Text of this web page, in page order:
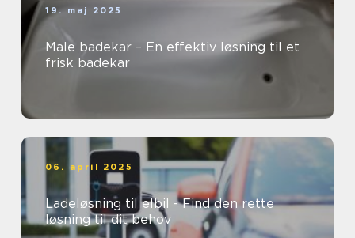
19. maj 2025
Male badekar – En effektiv løsning til et
frisk badekar
06. april 2025
Ladeløsning til elbil - Find den rette
løsning til dit behov